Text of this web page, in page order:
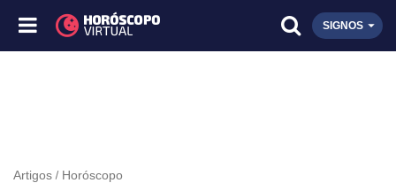
SIGNOS
Artigos Horóscopo